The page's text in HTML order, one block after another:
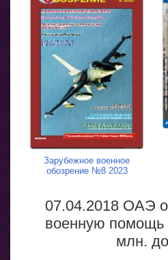
Зарубежное военное
обозрение №8 2023
07.04.2018 ОАЭ
военную помощь
млн.